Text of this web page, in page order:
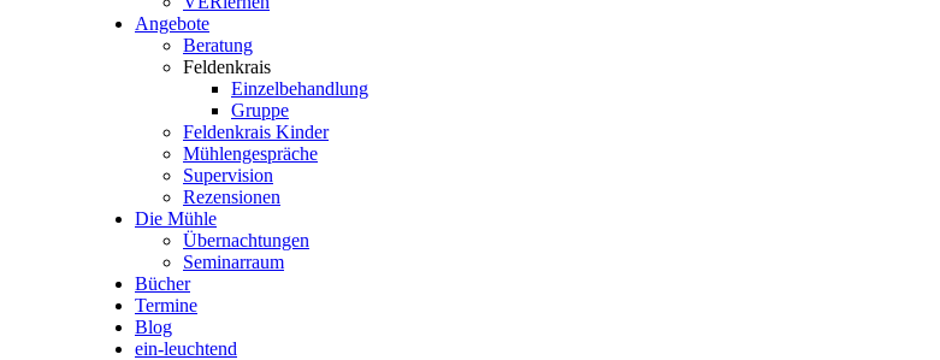
Angebote
Beratung
Feldenkrais
Einzelbehandlung
Gruppe
Feldenkrais Kinder
Mühlengespräche
Supervision
Rezensionen
Die Mühle
Übernachtungen
Seminarraum
Bücher
Termine
Blog
ein-leuchtend